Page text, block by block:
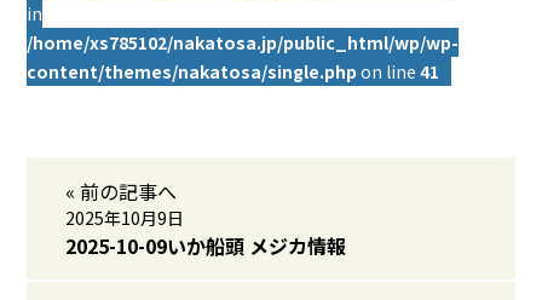
in
/home/xs785102/nakatosa.jp/public_html/wp/wp-
content/themes/nakatosa/single.php on line41
« 前の記事へ
2025年10月9日
2025-10-09いか船頭 メジカ情報